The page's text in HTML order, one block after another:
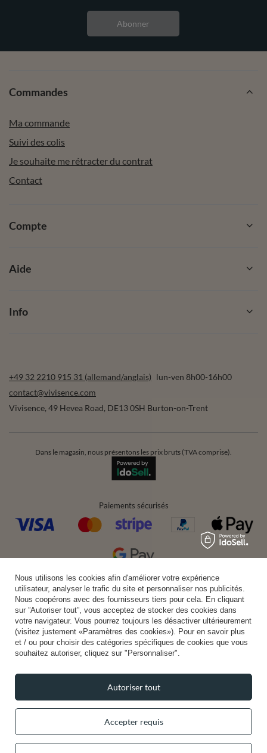
Abonner
Commandes
Ma commande
Suivi des colis
Je souhaite me rétracter du contrat
Contact
Compte
Aide
Info
+49 32 2210 915 31 (allemand/anglais) lun-ven 8h00-16h00
contact@vivisence.com
Vivisence, 49 Hevea Road, DE13 0SH Burton-on-Trent
Dans le magasin, nous présentons les prix bruts (TVA comprise).
Paiements sécurisés
Livraison pratique
Vous pouvez nous faire confiance
Nous utilisons les cookies afin d'améliorer votre expérience
utilisateur, analyser le trafic du site et personnaliser nos publicités.
Nous coopérons avec des fournisseurs tiers pour cela. En cliquant
sur ”Autoriser tout”, vous acceptez de stocker des cookies dans
votre navigateur. Vous pourrez toujours les désactiver ultérieurement
(visitez justement «Paramètres des cookies»). Pour en savoir plus
et / ou pour choisir des catégories spécifiques de cookies que vous
souhaitez autoriser, cliquez sur "Personnaliser".
Accepter requis
Autoriser tout